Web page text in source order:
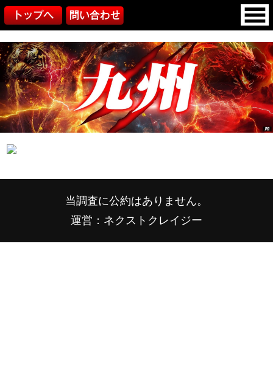
当調査に公約はありません。
運営：ネクストクレイジー